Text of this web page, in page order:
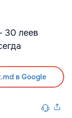
30 леев
в Google